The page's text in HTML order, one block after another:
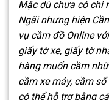
Mặc dù chưa có chi
Ngãi nhưng hiện
vụ cầm đồ Online
giấy tờ xe, giấy tờ
hàng muốn cầm
cầm xe máy, cầm
có thể hỗ trợ bằng